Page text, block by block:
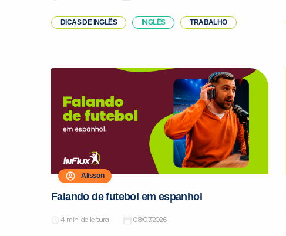
DICAS DE INGLÊS INGLÊS TRABALHO
Alisson
Falando de futebol em espanhol
de leitura 08/07/2026